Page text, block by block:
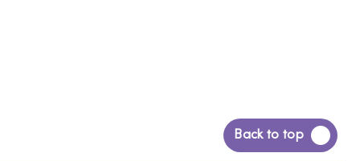
Back to top
Siirry
takaisin